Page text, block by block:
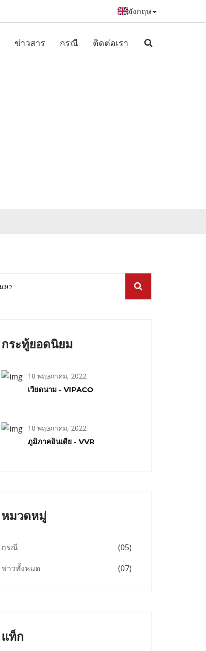
อังกฤษ
ข่าวสาร กรณี ติดต่อเรา
กระทู้ยอดนิยม
10 พฤษภาคม, 2022
เวียดนาม - VIPACO
10 พฤษภาคม, 2022
ภูมิภาคอินเดีย - VVR
หมวดหมู่
กรณี
(05)
ข่าวทั้งหมด
(07)
แท็ก